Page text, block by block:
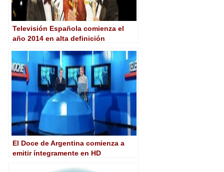
Televisión Española comienza el
año 2014 en alta definición
El Doce de Argentina comienza a
emitir íntegramente en HD